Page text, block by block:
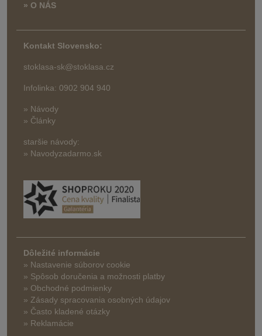
» O NÁS
Kontakt Slovensko:
stoklasa-sk@stoklasa.cz
Infolinka: 0902 904 940
» Návody
» Články
staršie návody:
» Navodyzadarmo.sk
Dôležité informácie
» Nastavenie súborov cookie
» Spôsob doručenia a možnosti platby
» Obchodné podmienky
» Zásady spracovania osobných údajov
» Často kladené otázky
» Reklamácie